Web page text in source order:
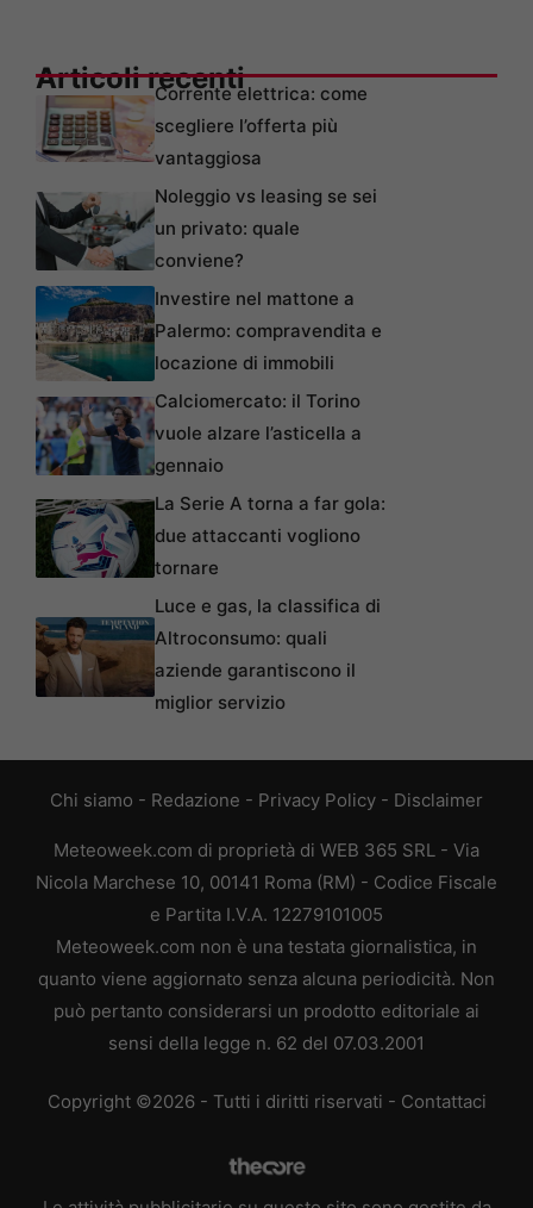
Articoli recentiCorrente elettrica: come
scegliere l’offerta più
vantaggiosa
Noleggio vs leasing se sei
un privato: quale
conviene?
Investire nel mattone a
Palermo: compravendita e
locazione di immobili
Calciomercato: il Torino
vuole alzare l’asticella a
gennaio
La Serie A torna a far gola:
due attaccanti vogliono
tornare
Luce e gas, la classifica di
Altroconsumo: quali
aziende garantiscono il
miglior servizio
Chi siamo - Redazione - Privacy Policy - Disclaimer
Meteoweek.com di proprietà di WEB 365 SRL - Via
Nicola Marchese 10, 00141 Roma (RM) - Codice Fiscale
e Partita I.V.A. 12279101005
Meteoweek.com non è una testata giornalistica, in
quanto viene aggiornato senza alcuna periodicità. Non
può pertanto considerarsi un prodotto editoriale ai
sensi della legge n. 62 del 07.03.2001
Copyright ©2026 - Tutti i diritti riservati - Contattaci